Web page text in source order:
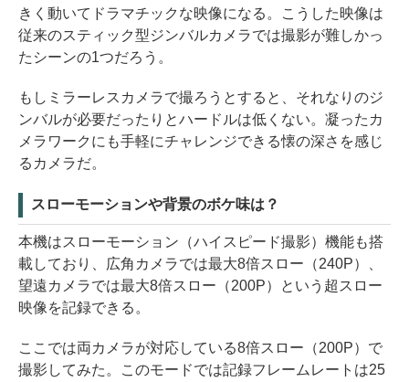
きく動いてドラマチックな映像になる。こうした映像は
従来のスティック型ジンバルカメラでは撮影が難しかっ
たシーンの1つだろう。
もしミラーレスカメラで撮ろうとすると、それなりのジ
ンバルが必要だったりとハードルは低くない。凝ったカ
メラワークにも手軽にチャレンジできる懐の深さを感じ
るカメラだ。
スローモーションや背景のボケ味は？
本機はスローモーション（ハイスピード撮影）機能も搭
載しており、広角カメラでは最大8倍スロー（240P）、
望遠カメラでは最大8倍スロー（200P）という超スロー
映像を記録できる。
ここでは両カメラが対応している8倍スロー（200P）で
撮影してみた。このモードでは記録フレームレートは25